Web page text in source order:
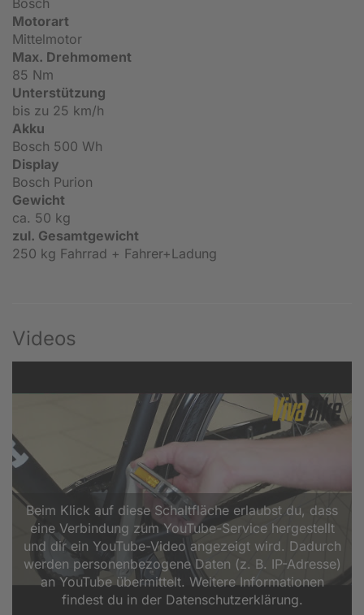
Bosch
Motorart
Mittelmotor
Max. Drehmoment
85 Nm
Unterstützung
bis zu 25 km/h
Akku
Bosch 500 Wh
Display
Bosch Purion
Gewicht
ca. 50 kg
zul. Gesamtgewicht
250 kg Fahrrad + Fahrer+Ladung
Videos
Beim Klick auf diese Schaltfläche erlaubst du, dass
eine Verbindung zum YouTube-Service hergestellt
und dir ein YouTube-Video angezeigt wird. Dadurch
werden personenbezogene Daten (z. B. IP-Adresse)
an YouTube übermittelt. Weitere Informationen
findest du in der Datenschutzerklärung.